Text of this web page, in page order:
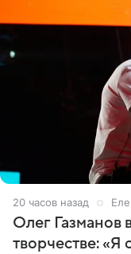
20 часов назад
Олег Газманов
творчестве: